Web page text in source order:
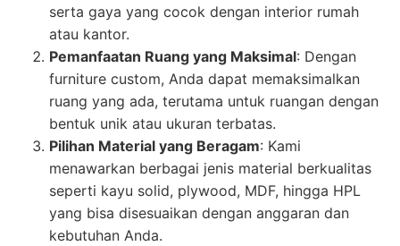
serta gaya yang cocok dengan interior rumah
atau kantor.
Pemanfaatan Ruang yang Maksimal: Dengan
furniture custom, Anda dapat memaksimalkan
ruang yang ada, terutama untuk ruangan dengan
bentuk unik atau ukuran terbatas.
Pilihan Material yang Beragam: Kami
menawarkan berbagai jenis material berkualitas
seperti kayu solid, plywood, MDF, hingga HPL
yang bisa disesuaikan dengan anggaran dan
kebutuhan Anda.